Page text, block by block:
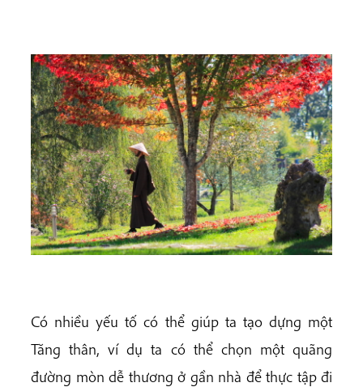
Có nhiều yếu tố có thể giúp ta tạo dựng một
Tăng thân, ví dụ ta có thể chọn một quãng
đường mòn dễ thương ở gần nhà để thực tập đi